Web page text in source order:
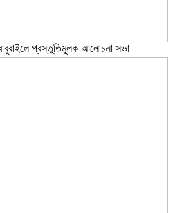
প্রস্তুতিমূলক আলোচনা সভা